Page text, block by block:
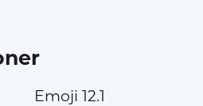
Emoji 12.1